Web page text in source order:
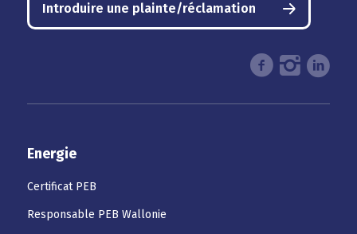
Introduire une plainte/réclamation
Energie
Certificat PEB
Responsable PEB Wallonie